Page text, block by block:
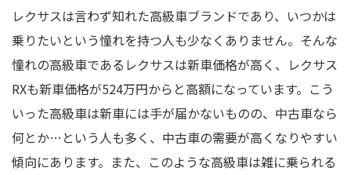
レクサスは言わず知れた高級車ブランドであり、いつかは
乗りたいという憧れを持つ人も少なくありません。そんな
憧れの高級車であるレクサスは新車価格が高く、レクサス
RXも新車価格が524万円からと高額になっています。こう
いった高級車は新車には手が届かないものの、中古車なら
何とか…という人も多く、中古車の需要が高くなりやすい
傾向にあります。また、このような高級車は雑に乗られる